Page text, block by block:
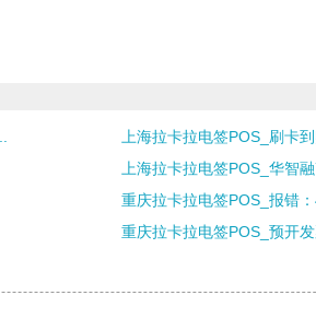
上海拉卡拉电签POS_刷卡
上海拉卡拉电签POS_华智
重庆拉卡拉电签POS_报错
重庆拉卡拉电签POS_预开